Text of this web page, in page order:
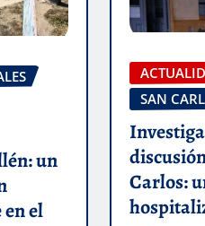
un
el
SAN
Carlos: